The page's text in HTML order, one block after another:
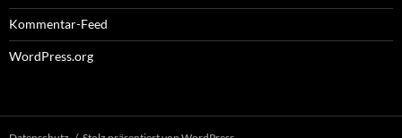
Kommentar-Feed
WordPress.org